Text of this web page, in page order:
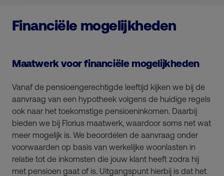
Financiële mogelijkheden
Maatwerk voor financiële mogelijkheden
Vanaf de pensioengerechtigde leeftijd kijken we bij de
aanvraag van een hypotheek volgens de huidige regels
ook naar het toekomstige pensioeninkomen. Daarbij
bieden we bij Florius maatwerk, waardoor soms net wat
meer mogelijk is. We beoordelen de aanvraag onder
voorwaarden op basis van werkelijke woonlasten in
relatie tot de inkomsten die jouw klant heeft zodra hij
met pensioen gaat of is. Uitgangspunt hierbij is dat het